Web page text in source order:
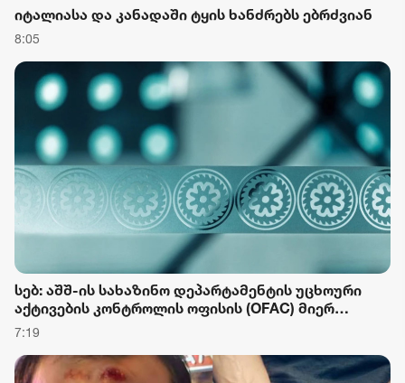
იტალიასა და კანადაში ტყის ხანძრებს ებრძვიან
8:05
სებ: აშშ-ის სახაზინო დეპარტამენტის უცხოური
აქტივების კონტროლის ოფისის (OFAC) მიერ
სანქცირებული პირი არ წარმოადგენს
სუბიექტს
7:19